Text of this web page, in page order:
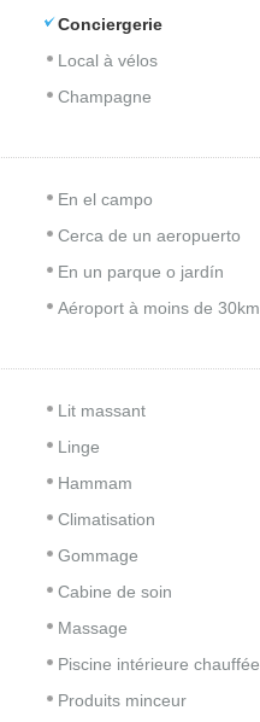
Conciergerie
Local à vélos
Champagne
En el campo
Cerca de un aeropuerto
En un parque o jardín
Aéroport à moins de 30km
Lit massant
Linge
Hammam
Climatisation
Gommage
Cabine de soin
Massage
Piscine intérieure chauffée
Produits minceur